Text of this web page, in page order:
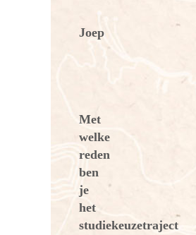
Joep
Met
welke
reden
ben
je
het
studiekeuzetraject